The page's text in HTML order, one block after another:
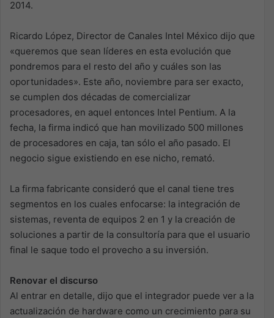
2014.
Ricardo López, Director de Canales Intel México dijo que
«queremos que sean líderes en esta evolución que
pondremos para el resto del año y cuáles son las
oportunidades». Este año, noviembre para ser exacto,
se cumplen dos décadas de comercializar
procesadores, en aquel entonces Intel Pentium. A la
fecha, la firma indicó que han movilizado 500 millones
de procesadores en caja, tan sólo el año pasado. El
negocio sigue existiendo en ese nicho, remató.
La firma fabricante consideró que el canal tiene tres
segmentos en los cuales enfocarse: la integración de
sistemas, reventa de equipos 2 en 1 y la creación de
soluciones a partir de la consultoría para que el usuario
final le saque todo el provecho a su inversión.
Renovar el discurso
Al entrar en detalle, dijo que el integrador puede ver a la
actualización de hardware como un crecimiento para su